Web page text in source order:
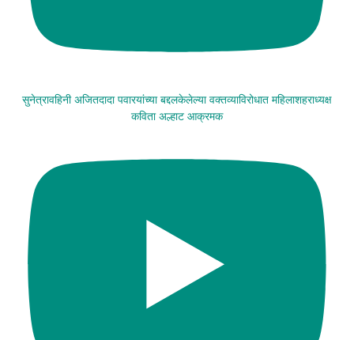
सुनेत्रावहिनी अजितदादा पवारयांच्या बद्दलकेलेल्या वक्तव्याविरोधात महिलाशहराध्यक्ष
कविता अल्हाट आक्रमक